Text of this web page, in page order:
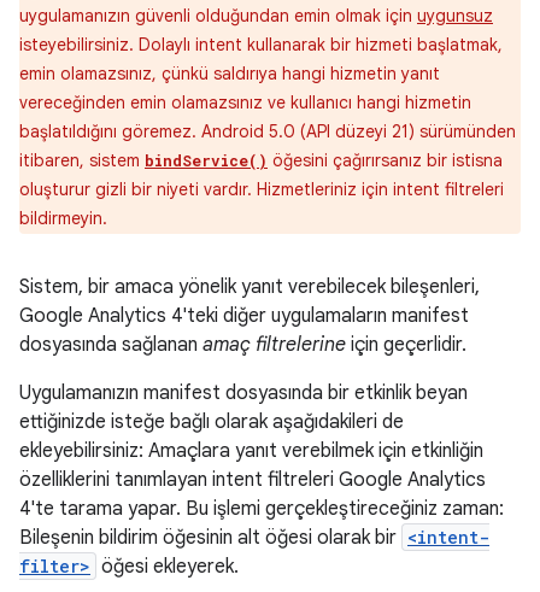
uygulamanızın güvenli olduğundan emin olmak için uygunsuz
isteyebilirsiniz. Dolaylı intent kullanarak bir hizmeti başlatmak,
emin olamazsınız, çünkü saldırıya hangi hizmetin yanıt
vereceğinden emin olamazsınız ve kullanıcı hangi hizmetin
başlatıldığını göremez. Android 5.0 (API düzeyi 21) sürümünden
itibaren, sistem bindService() öğesini çağırırsanız bir istisna
oluşturur gizli bir niyeti vardır. Hizmetleriniz için intent filtreleri
bildirmeyin.
Sistem, bir amaca yönelik yanıt verebilecek bileşenleri,
Google Analytics 4'teki diğer uygulamaların manifest
dosyasında sağlanan amaç filtrelerine için geçerlidir.
Uygulamanızın manifest dosyasında bir etkinlik beyan
ettiğinizde isteğe bağlı olarak aşağıdakileri de
ekleyebilirsiniz: Amaçlara yanıt verebilmek için etkinliğin
özelliklerini tanımlayan intent filtreleri Google Analytics
4'te tarama yapar. Bu işlemi gerçekleştireceğiniz zaman:
Bileşenin bildirim öğesinin alt öğesi olarak bir <intent-
filter> öğesi ekleyerek.